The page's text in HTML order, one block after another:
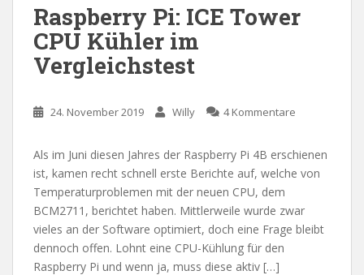
Raspberry Pi: ICE Tower
CPU Kühler im
Vergleichstest
24. November 2019 Willy 4 Kommentare
Als im Juni diesen Jahres der Raspberry Pi 4B erschienen
ist, kamen recht schnell erste Berichte auf, welche von
Temperaturproblemen mit der neuen CPU, dem
BCM2711, berichtet haben. Mittlerweile wurde zwar
vieles an der Software optimiert, doch eine Frage bleibt
dennoch offen. Lohnt eine CPU-Kühlung für den
Raspberry Pi und wenn ja, muss diese aktiv […]